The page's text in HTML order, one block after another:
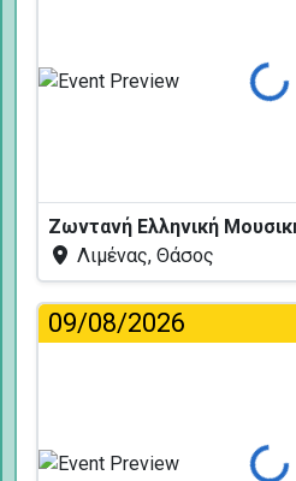
Φόρτωση...
Λιμένας, Θάσος
09/08/2026
Φόρτωση...